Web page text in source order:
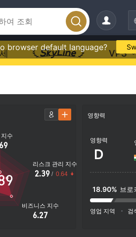
browser default language?
VPS
수
비즈니스 지수
6.27
리스크 관리 지수
2.39 / 0.64
영향력
영향력
D
18.90% 브로
영업 지역 검